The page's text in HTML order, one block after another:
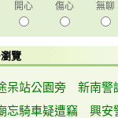
開心 傷心 無聊
覽
呆站公園旁 新南警
忘騎車疑遭竊 興安